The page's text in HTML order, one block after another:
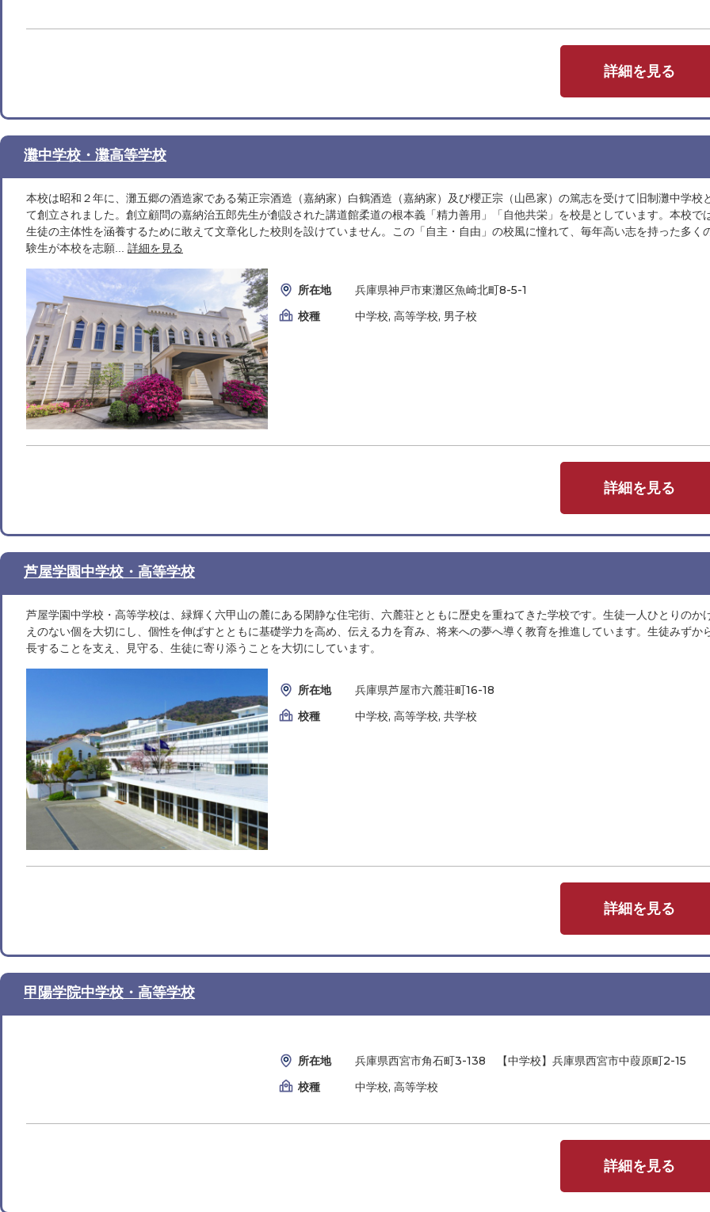
詳細を見る
灘中学校・灘高等学校
本校は昭和２年に、灘五郷の酒造家である菊正宗酒造（嘉納家）白鶴酒造（嘉納家）及び櫻正宗（山邑家）の篤志を受けて旧制灘中学校
て創立されました。創立顧問の嘉納治五郎先生が創設された講道館柔道の根本義「精力善用」「自他共栄」を校是としています。本校では
生徒の主体性を涵養するために敢えて文章化した校則を設けていません。この「自主・自由」の校風に憧れて、毎年高い志を持った多く
験生が本校を志願... 詳細を見る
所在地
兵庫県神戸市東灘区魚崎北町8-5-1
校種
中学校, 高等学校, 男子校
詳細を見る
芦屋学園中学校・高等学校
芦屋学園中学校・高等学校は、緑輝く六甲山の麓にある閑静な住宅街、六麓荘とともに歴史を重ねてきた学校です。生徒一人ひとりのか
えのない個を大切にし、個性を伸ばすとともに基礎学力を高め、伝える力を育み、将来への夢へ導く教育を推進しています。生徒みずか
長することを支え、見守る、生徒に寄り添うことを大切にしています。
所在地
兵庫県芦屋市六麓荘町16-18
校種
中学校, 高等学校, 共学校
詳細を見る
甲陽学院中学校・高等学校
所在地
兵庫県西宮市角石町3-138 【中学校】兵庫県西宮市中葭原町2-15
校種
中学校, 高等学校
詳細を見る